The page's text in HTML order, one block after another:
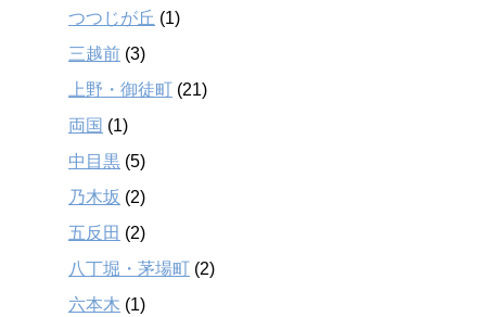
つつじが丘 (1)
三越前 (3)
上野・御徒町 (21)
両国 (1)
中目黒 (5)
乃木坂 (2)
五反田 (2)
八丁堀・茅場町 (2)
六本木 (1)